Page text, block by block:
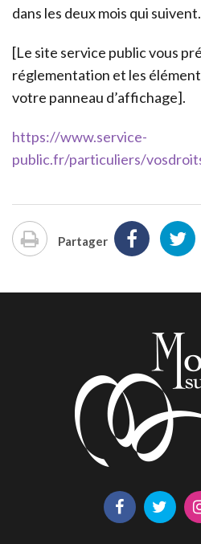
dans les deux mois qui suivent.
[Le site service public vous
réglementation et les
votre panneau d’affichage].
https://www.service-
public.fr/particuliers/
Imprimer
Partager
Lien Lien